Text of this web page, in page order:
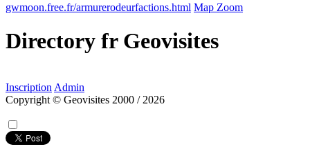
gwmoon.free.fr/armurerodeurfactions.html Map Zoom
Directory frGeovisites
Inscription Admin
Copyright © Geovisites 2000 / 2026